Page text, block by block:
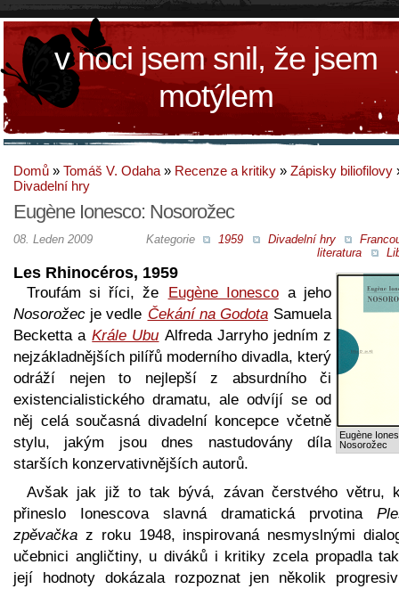
v noci jsem snil, že jsem
motýlem
Domů » Tomáš V. Odaha » Recenze a kritiky » Zápisky biliofilovy
Divadelní hry
Eugène Ionesco: Nosorožec
Kategorie 1959 Divadelní hry
literatura
08. Leden 2009
Eugène
Nosorožec
Les Rhinocéros, 1959
Troufám si říci, že Eugène Ionesco a jeho
Nosorožec je vedle Čekání na Godota Samuela
Becketta a Krále Ubu Alfreda Jarryho jedním z
nejzákladnějších pilířů moderního divadla, který
odráží nejen to nejlepší z absurdního či
existencialistického dramatu, ale odvíjí se od
něj celá současná divadelní koncepce včetně
stylu, jakým jsou dnes nastudovány díla
starších konzervativnějších autorů.
Avšak jak již to tak bývá, závan čerstvého větru,
přineslo Ionescova slavná dramatická prvotina
zpěvačka z roku 1948, inspirovaná nesmyslnými
učebnici angličtiny, u diváků i kritiky zcela propadla
její hodnoty dokázala rozpoznat jen několik